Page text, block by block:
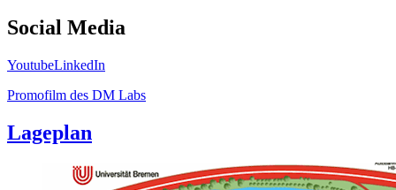
Social Media
YoutubeLinkedIn
Promofilm des DM Labs
Lageplan